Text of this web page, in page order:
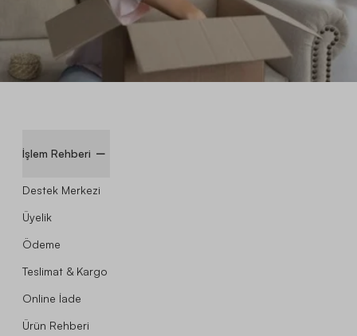
İşlem Rehberi
Destek Merkezi
Üyelik
Ödeme
Teslimat & Kargo
Online İade
Ürün Rehberi